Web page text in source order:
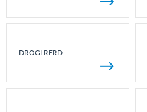
DROGI RFRD